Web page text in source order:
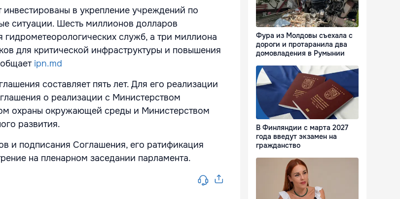
в укрепление учреждений по
ситуации. Шесть миллионов долларов
гидрометеорологических служб, а три миллиона
для критической инфраструктуры и повышения
ipn.md
составляет пять лет. Для его реализации
о реализации с Министерством
охраны окружающей среды и Министерством
развития.
и подписания Соглашения, его ратификация
на пленарном заседании парламента.
Фура из Молдовы съехала с
дороги и протаранила два
домовладения в Румынии
В Финляндии с марта 2027
года введут экзамен на
гражданство